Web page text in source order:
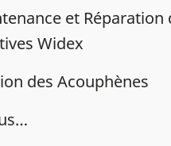
et Réparation
Widex
des Acouphènes